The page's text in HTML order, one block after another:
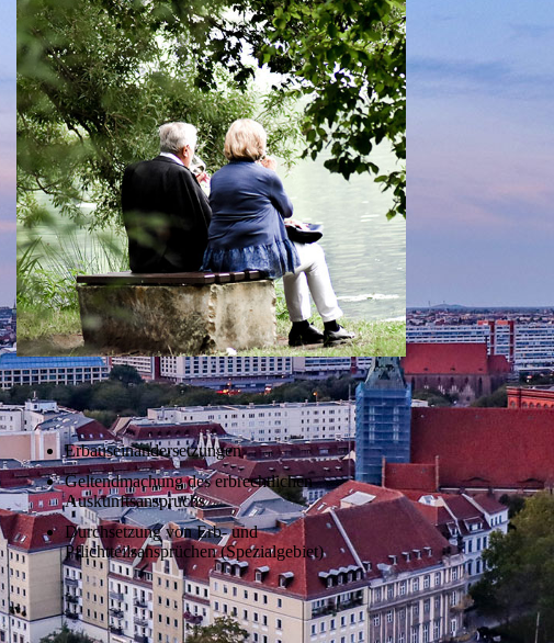
Erbauseinandersetzungen
Geltendmachung des erbrechtlichen
Auskunftsanspruchs
Durchsetzung von Erb- und
Pflichtteilsansprüchen (Spezialgebiet)